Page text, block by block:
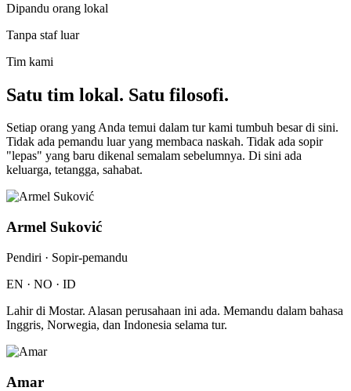
Dipandu orang lokal
Tanpa staf luar
Tim kami
Satu tim lokal. Satu filosofi.
Setiap orang yang Anda temui dalam tur kami tumbuh besar di sini.
Tidak ada pemandu luar yang membaca naskah. Tidak ada sopir
"lepas" yang baru dikenal semalam sebelumnya. Di sini ada
keluarga, tetangga, sahabat.
Armel Suković
Pendiri · Sopir-pemandu
EN · NO · ID
Lahir di Mostar. Alasan perusahaan ini ada. Memandu dalam bahasa
Inggris, Norwegia, dan Indonesia selama tur.
Amar